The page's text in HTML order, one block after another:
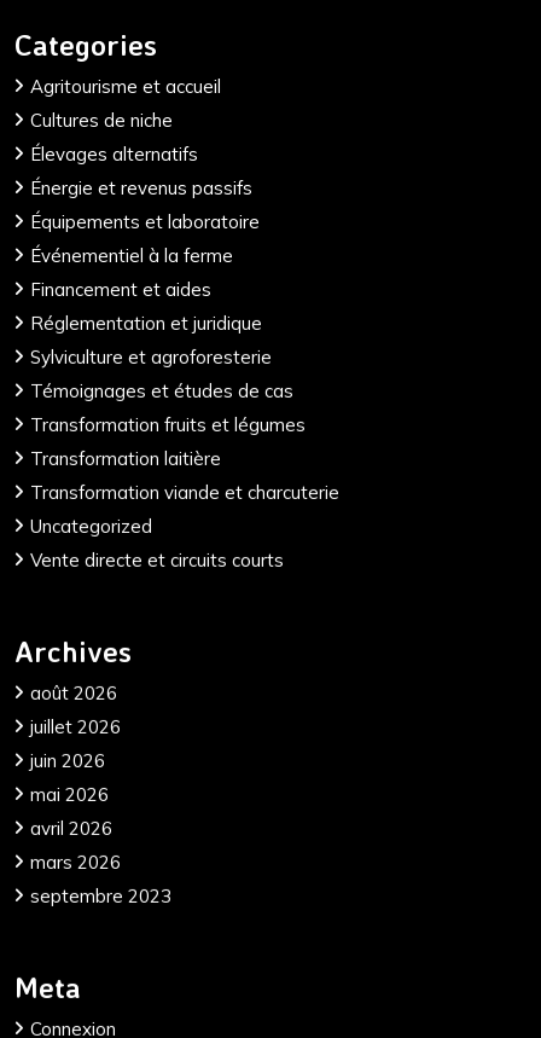
Categories
Agritourisme et accueil
Cultures de niche
Élevages alternatifs
Énergie et revenus passifs
Équipements et laboratoire
Événementiel à la ferme
Financement et aides
Réglementation et juridique
Sylviculture et agroforesterie
Témoignages et études de cas
Transformation fruits et légumes
Transformation laitière
Transformation viande et charcuterie
Uncategorized
Vente directe et circuits courts
Archives
août 2026
juillet 2026
juin 2026
mai 2026
avril 2026
mars 2026
septembre 2023
Meta
Connexion